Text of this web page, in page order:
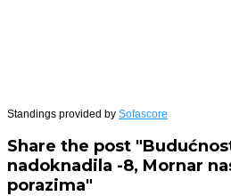
Standings provided by Sofascore
Share the post
nadoknadila -8, Mornar
porazima"